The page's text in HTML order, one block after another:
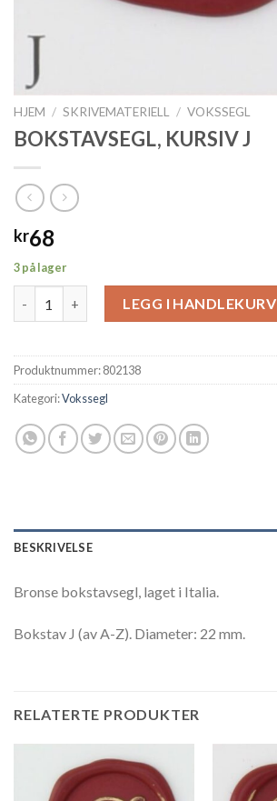
HJEM / SKRIVEMATERIELL / VOKSSEGL
BOKSTAVSEGL, KURSIV J
kr68
3 på lager
LEGG I HANDLEKURV
Produktnummer:802138
Kategori:Vokssegl
BESKRIVELSE
Bronse bokstavsegl, laget i Italia.
Bokstav J (av A-Z). Diameter: 22 mm.
RELATERTE PRODUKTER